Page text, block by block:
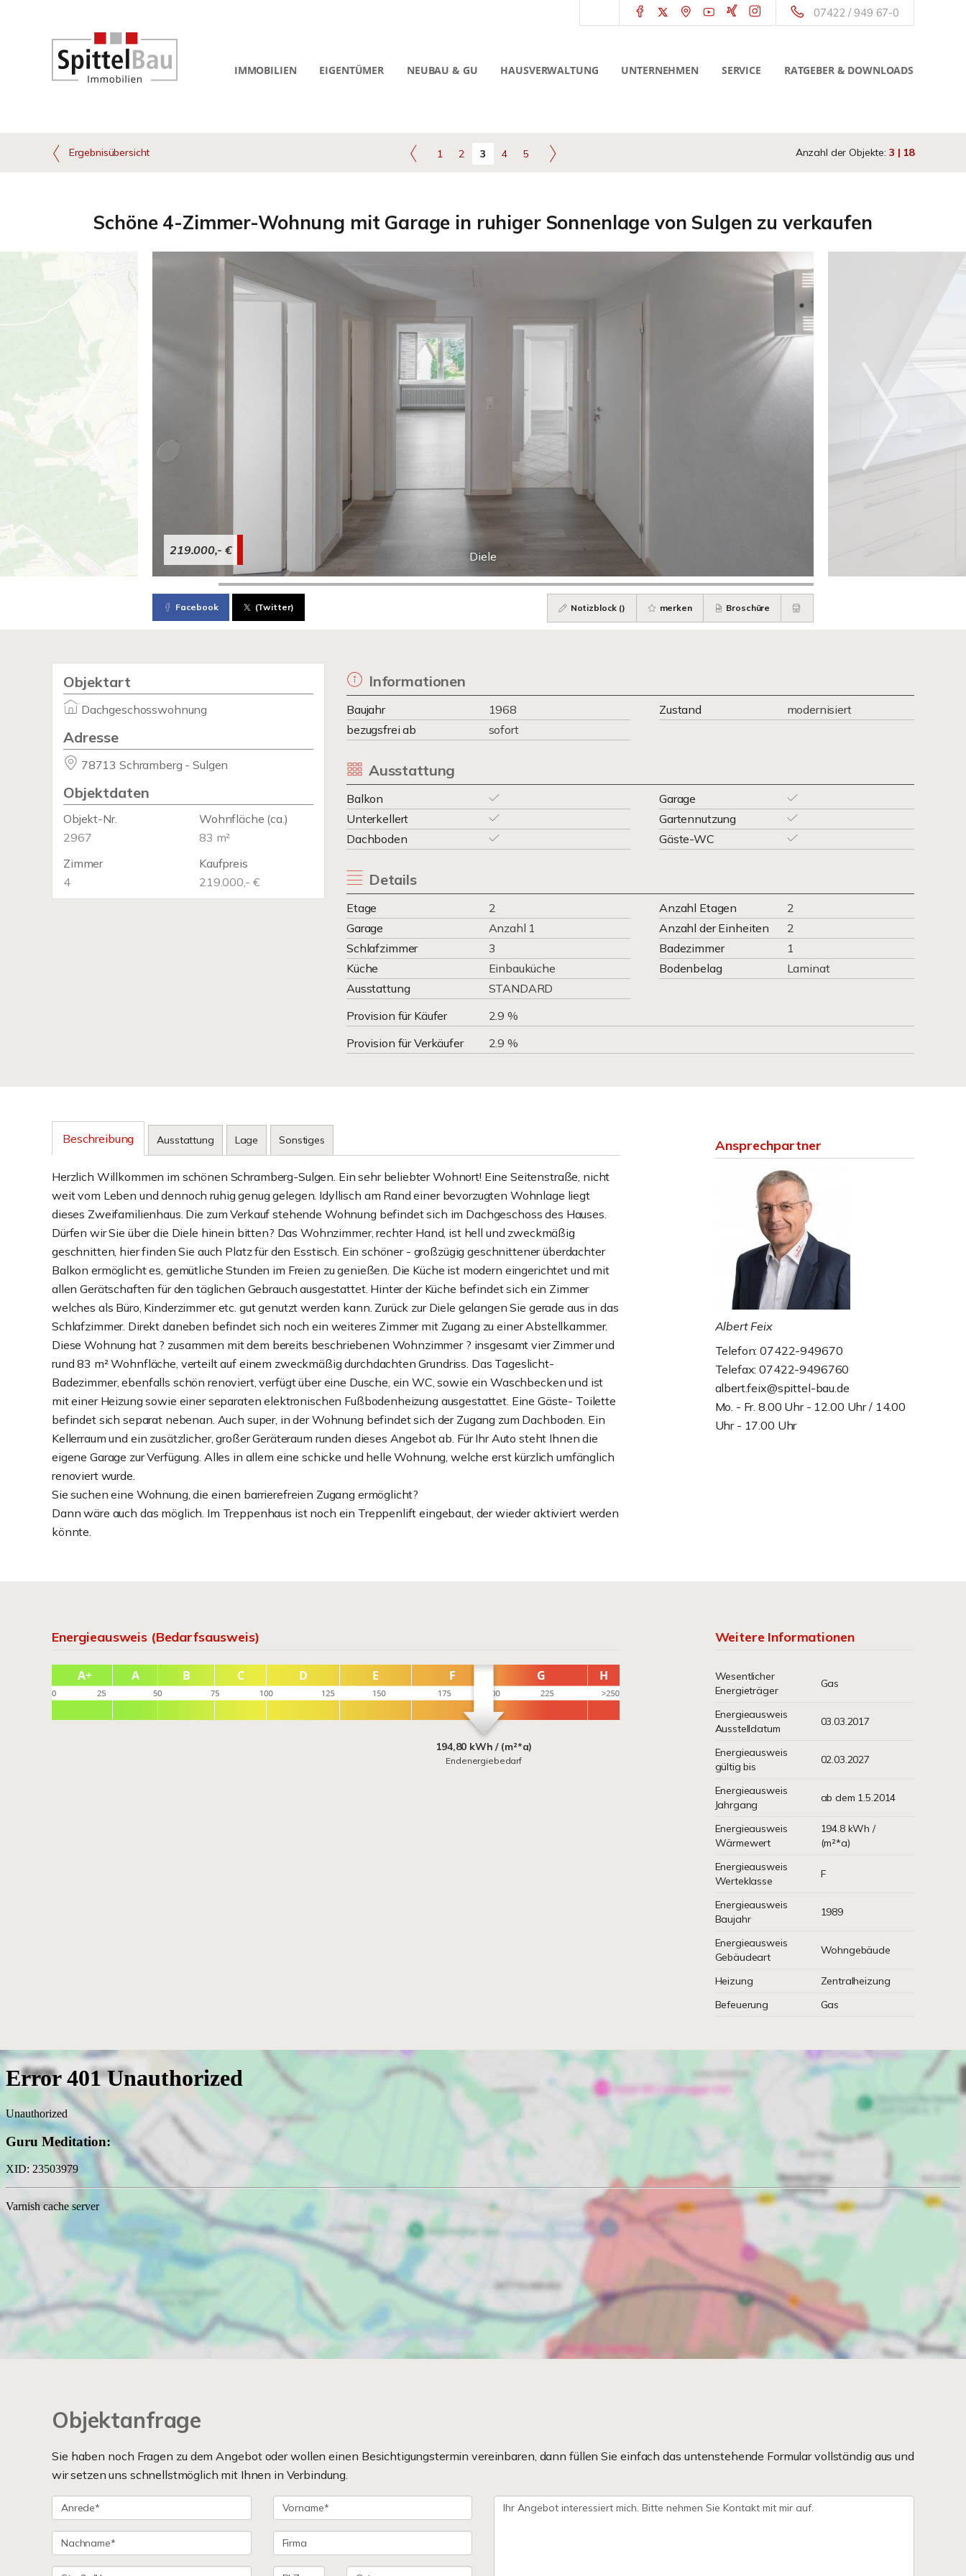
07422 / 949 67-0
IMMOBILIEN EIGENTÜMER NEUBAU & GU HAUSVERWALTUNG UNTERNEHMEN SERVICE RATGEBER & DOWNLOADS
Ergebnisübersicht 1 2 3 4 5 Anzahl der Objekte: 3 | 18
Schöne 4-Zimmer-Wohnung mit Garage in ruhiger Sonnenlage von Sulgen zu verkaufen
Diele
219.000,- €
Facebook (Twitter) Notizblock () merken Broschüre
Objektart
Dachgeschosswohnung
Adresse
78713 Schramberg - Sulgen
Objektdaten
Objekt-Nr.
2967
Wohnfläche (ca.)
83 m²
Zimmer
4
Kaufpreis
219.000,- €
Informationen
Baujahr 1968 Zustand
modernisiert
bezugsfrei ab
sofort
Ausstattung
Balkon
Garage
Unterkellert
Gartennutzung
Dachboden
Gäste-WC
Details
Etage 2 Anzahl Etagen
2
Garage
Anzahl 1 Anzahl der Einheiten
2
Schlafzimmer
3 Badezimmer
1
Küche
Einbauküche Bodenbelag
Laminat
Ausstattung
STANDARD
Provision für Käufer
2.9 %
Provision für Verkäufer
2.9 %
Beschreibung Ausstattung Lage Sonstiges
Herzlich Willkommen im schönen Schramberg-Sulgen. Ein sehr beliebter Wohnort! Eine Seitenstraße, nicht
weit vom Leben und dennoch ruhig genug gelegen. Idyllisch am Rand einer bevorzugten Wohnlage liegt
dieses Zweifamilienhaus. Die zum Verkauf stehende Wohnung befindet sich im Dachgeschoss des Hauses.
Dürfen wir Sie über die Diele hinein bitten? Das Wohnzimmer, rechter Hand, ist hell und zweckmäßig
geschnitten, hier finden Sie auch Platz für den Esstisch. Ein schöner - großzügig geschnittener überdachter
Balkon ermöglicht es, gemütliche Stunden im Freien zu genießen. Die Küche ist modern eingerichtet und mit
allen Gerätschaften für den täglichen Gebrauch ausgestattet. Hinter der Küche befindet sich ein Zimmer
welches als Büro, Kinderzimmer etc. gut genutzt werden kann. Zurück zur Diele gelangen Sie gerade aus in das
Schlafzimmer. Direkt daneben befindet sich noch ein weiteres Zimmer mit Zugang zu einer Abstellkammer.
Diese Wohnung hat ? zusammen mit dem bereits beschriebenen Wohnzimmer ? insgesamt vier Zimmer und
rund 83 m² Wohnfläche, verteilt auf einem zweckmäßig durchdachten Grundriss. Das Tageslicht-
Badezimmer, ebenfalls schön renoviert, verfügt über eine Dusche, ein WC, sowie ein Waschbecken und ist
mit einer Heizung sowie einer separaten elektronischen Fußbodenheizung ausgestattet. Eine Gäste- Toilette
befindet sich separat nebenan. Auch super, in der Wohnung befindet sich der Zugang zum Dachboden. Ein
Kellerraum und ein zusätzlicher, großer Geräteraum runden dieses Angebot ab. Für Ihr Auto steht Ihnen die
eigene Garage zur Verfügung. Alles in allem eine schicke und helle Wohnung, welche erst kürzlich umfänglich
renoviert wurde.
Sie suchen eine Wohnung, die einen barrierefreien Zugang ermöglicht?
Dann wäre auch das möglich. Im Treppenhaus ist noch ein Treppenlift eingebaut, der wieder aktiviert werden
könnte.
Ansprechpartner
Albert Feix
Telefon: 07422-949670
Telefax: 07422-9496760
albert.feix@spittel-bau.de
Mo. - Fr. 8.00 Uhr - 12.00 Uhr / 14.00
Uhr - 17.00 Uhr
Energieausweis (Bedarfsausweis)
194,80 kWh / (m²*a)
Endenergiebedarf
Weitere Informationen
Wesentlicher
Energieträger
Gas
Energieausweis
Ausstelldatum
03.03.2017
Energieausweis
gültig bis
02.03.2027
Energieausweis
Jahrgang
ab dem 1.5.2014
Energieausweis
Wärmewert
194.8 kWh /
(m²*a)
Energieausweis
Werteklasse
F
Energieausweis
Baujahr
1989
Energieausweis
Gebäudeart
Wohngebäude
Heizung
Zentralheizung
Befeuerung
Gas
Objektanfrage
Sie haben noch Fragen zu dem Angebot oder wollen einen Besichtigungstermin vereinbaren, dann füllen Sie einfach das untenstehende Formular vollständig aus und
wir setzen uns schnellstmöglich mit Ihnen in Verbindung.